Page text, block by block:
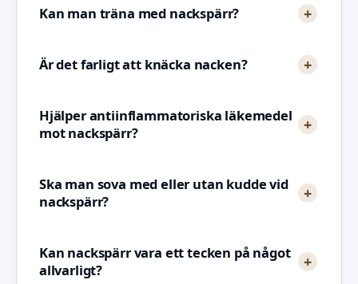
Kan man träna med nackspärr?
Är det farligt att knäcka nacken?
Hjälper antiinflammatoriska läkemedel
mot nackspärr?
Ska man sova med eller utan kudde vid
nackspärr?
Kan nackspärr vara ett tecken på något
allvarligt?